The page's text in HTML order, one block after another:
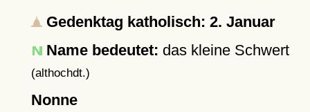
Gedenktag katholisch: 2. Januar
Name bedeutet: das kleine Schwert
(althochdt.)
Nonne